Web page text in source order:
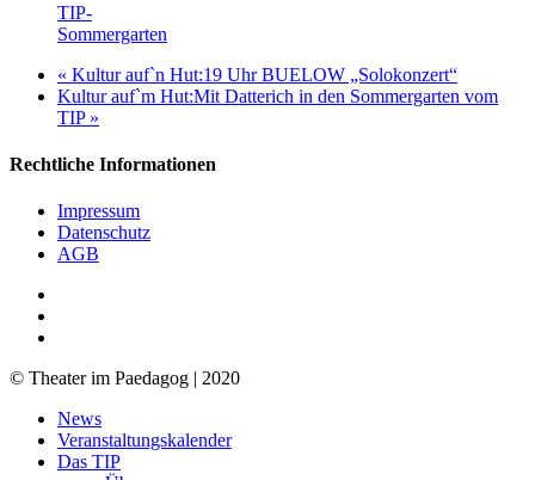
TIP-
Sommergarten
« Kultur auf`n Hut:19 Uhr BUELOW „Solokonzert“
Kultur auf`m Hut:Mit Datterich in den Sommergarten vom
TIP »
Rechtliche Informationen
Impressum
Datenschutz
AGB
© Theater im Paedagog | 2020
Close
Menu
News
Veranstaltungskalender
Das TIP